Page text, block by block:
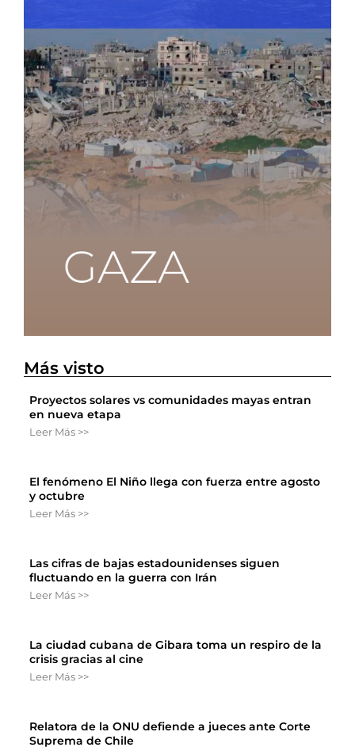
Más visto
Proyectos solares vs comunidades mayas entran
en nueva etapa
Leer Más >>
El fenómeno El Niño llega con fuerza entre agosto
y octubre
Leer Más >>
Las cifras de bajas estadounidenses siguen
fluctuando en la guerra con Irán
Leer Más >>
La ciudad cubana de Gibara toma un respiro de la
crisis gracias al cine
Leer Más >>
Relatora de la ONU defiende a jueces ante Corte
Suprema de Chile